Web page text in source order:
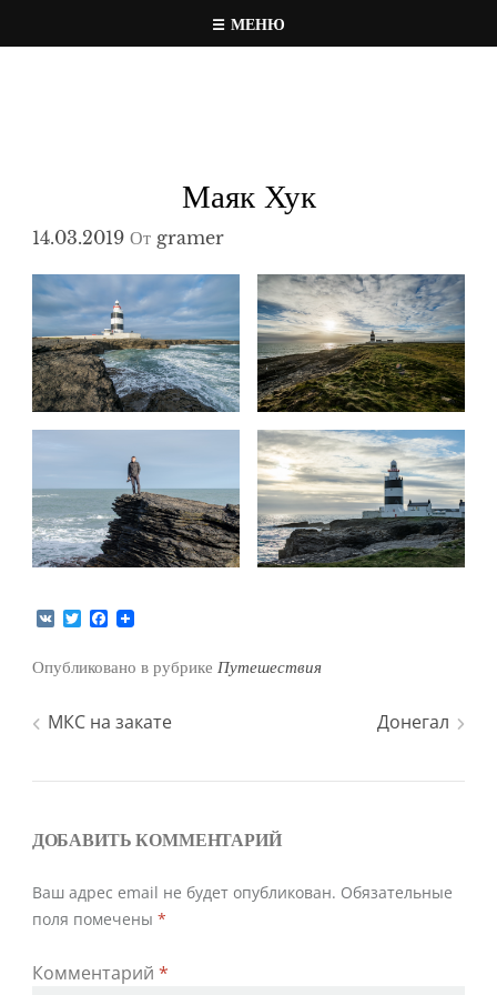
к
МЕНЮ
Маяк Хук
14.03.2019От gramer
V T
t
r
F
e
o
Опубликовано в рубрике Путешествия
Навигация
по
МКС на закате Донегал
ДОБАВИТЬ КОММЕНТАРИЙ
Ваш адрес email не будет опубликован. Обязательные
поля помечены *
Комментарий *